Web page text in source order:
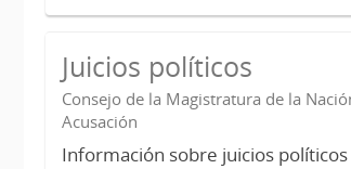
Juicios políticos
Consejo de la Magistratura de la
Acusación
Información sobre juicios